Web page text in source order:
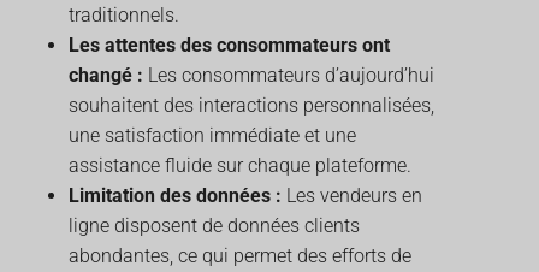
traditionnels.
Les attentes des consommateurs ont
changé : Les consommateurs d’aujourd’hui
souhaitent des interactions personnalisées,
une satisfaction immédiate et une
assistance fluide sur chaque plateforme.
Limitation des données : Les vendeurs en
ligne disposent de données clients
abondantes, ce qui permet des efforts de